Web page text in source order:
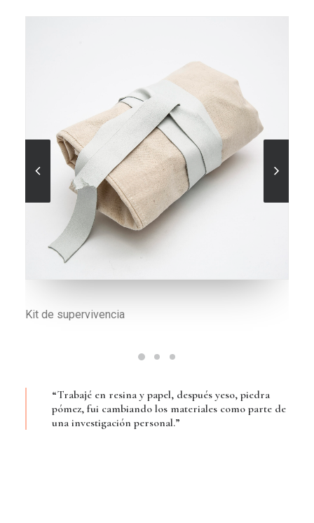
Kit en detalle
“Trabajé en resina y papel, después yeso, piedra
pómez, fui cambiando los materiales como parte de
una investigación personal.”